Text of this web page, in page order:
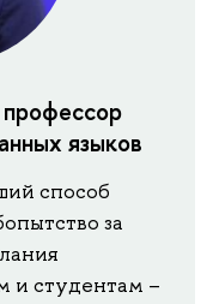
языков
способ
за
и студентам –